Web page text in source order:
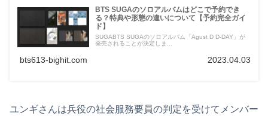
BTS SUGAのソロアルバムはどこで予約でき
る？特典や形態の違いについて【予約完全ガイ
ド】
SUGABTS SUGAのソロアルバム「Agust D D-DAY」が
発売されることが決定しま...
bts613-bighit.com 2023.04.03
ユンギさんは兵役の社会服務要員の判定を受けてメンバー